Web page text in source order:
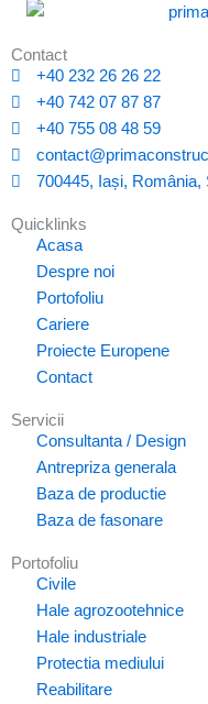
Contact
+40 232 26 26 22
+40 742 07 87 87
+40 755 08 48 59
700445, Iași, România,
Quicklinks
Acasa
Despre noi
Portofoliu
Cariere
Proiecte Europene
Contact
Servicii
Consultanta / Design
Antrepriza generala
Baza de productie
Baza de fasonare
Portofoliu
Civile
Hale agrozootehnice
Hale industriale
Protectia mediului
Reabilitare